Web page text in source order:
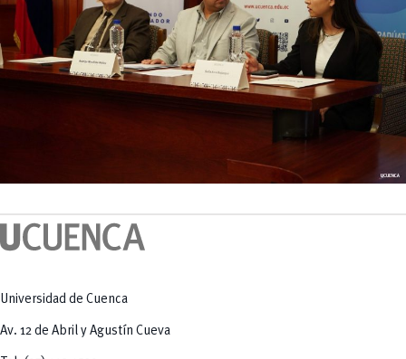
Universidad de Cuenca
Av. 12 de Abril y Agustín Cueva